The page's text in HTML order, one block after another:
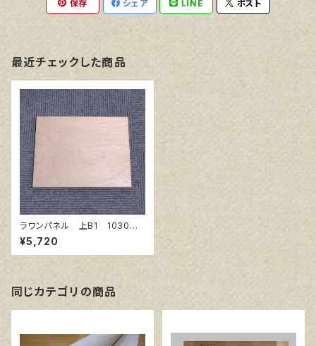
保存 シェア LINE ポスト
最近チェックした商品
ラワンパネル 上B1 1030㎜×
728㎜
¥5,720
同じカテゴリの商品